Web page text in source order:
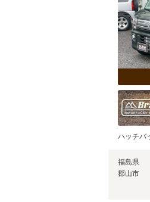
ハッチバ
福島県
郡山市